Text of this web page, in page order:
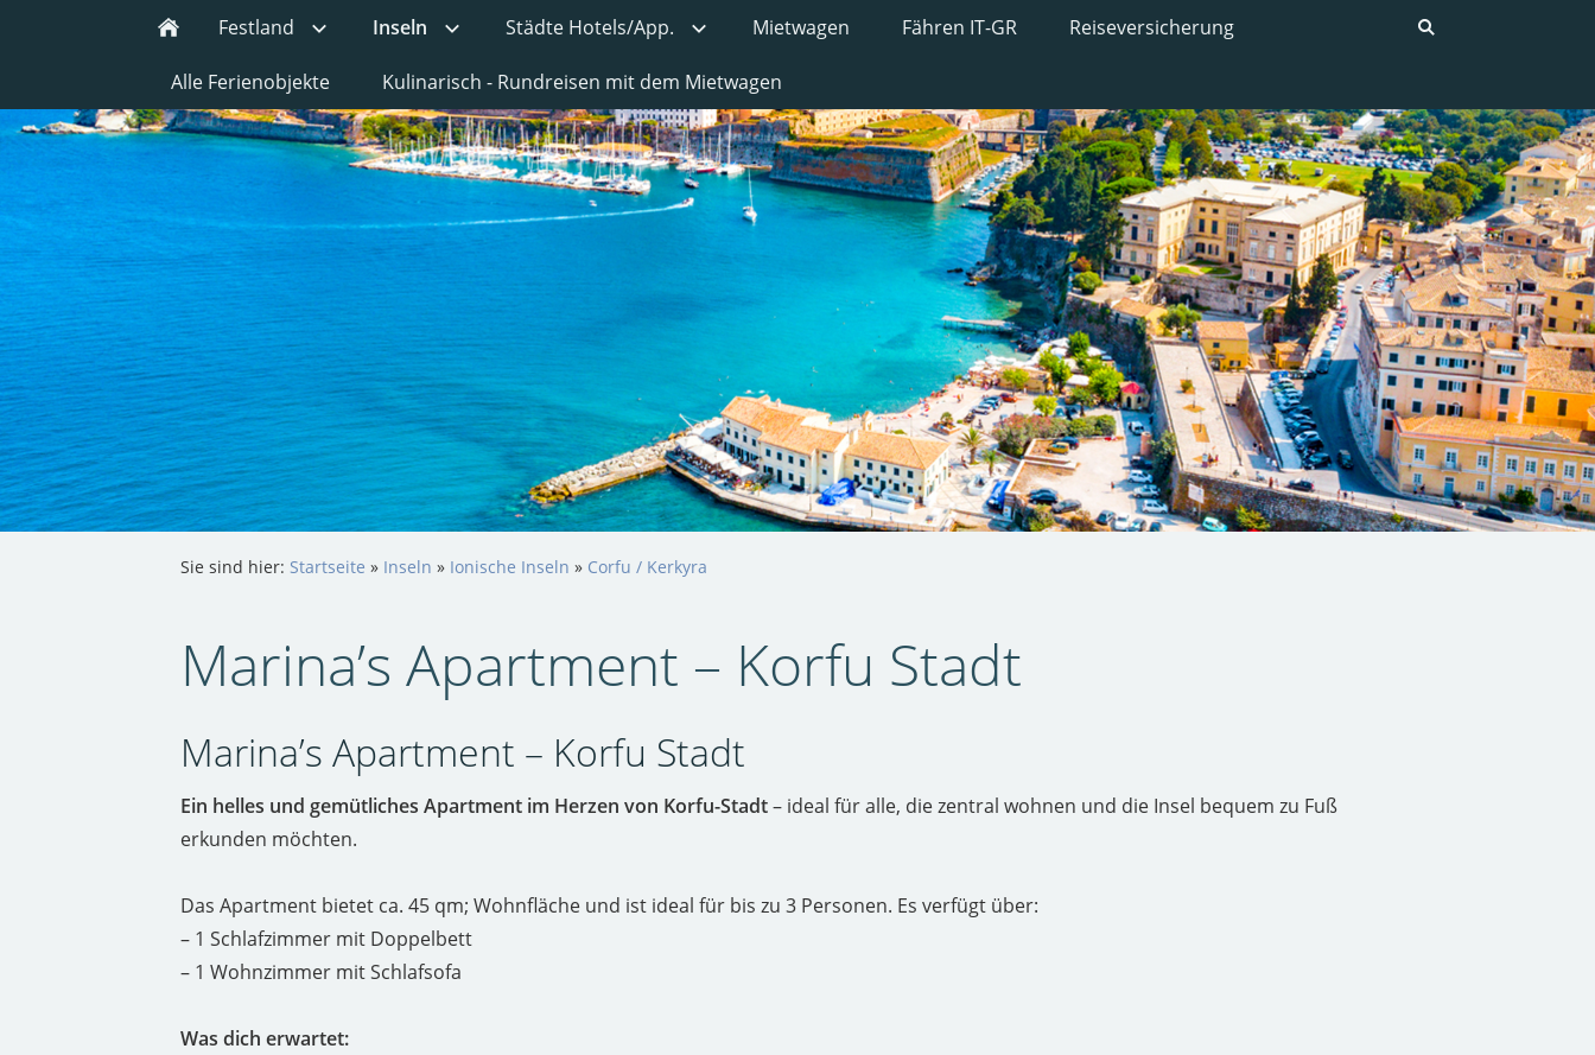
Festland Inseln Städte Hotels/App. Mietwagen Fähren IT-GR Reiseversicherung
Alle Ferienobjekte Kulinarisch - Rundreisen mit dem Mietwagen
Sie sind hier: Startseite » Inseln » Ionische Inseln » Corfu / Kerkyra
Marina’s Apartment – Korfu Stadt
Marina’s Apartment – Korfu Stadt
Ein helles und gemütliches Apartment im Herzen von Korfu-Stadt– ideal für alle, die zentral wohnen und die Insel bequem zu Fuß
erkunden möchten.
Das Apartment bietet ca. 45 qm; Wohnfläche und ist ideal für bis zu 3 Personen. Es verfügt über:
– 1 Schlafzimmer mit Doppelbett
– 1 Wohnzimmer mit Schlafsofa
Was dich erwartet: